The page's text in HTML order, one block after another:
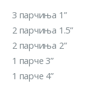
3 парчиња 1”
2 парчиња 1.5”
2 парчиња 2”
1 парче 3”
1 парче 4”